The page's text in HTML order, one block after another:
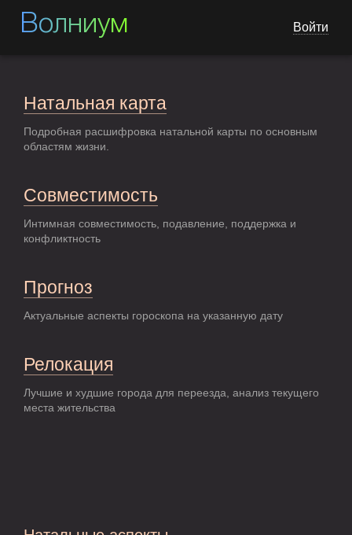
Волниум Войти
Натальная карта
Подробная расшифровка натальной карты по основным
областям жизни.
Совместимость
Интимная совместимость, подавление, поддержка и
конфликтность
Прогноз
Актуальные аспекты гороскопа на указанную дату
Релокация
Лучшие и худшие города для переезда, анализ текущего
места жительства